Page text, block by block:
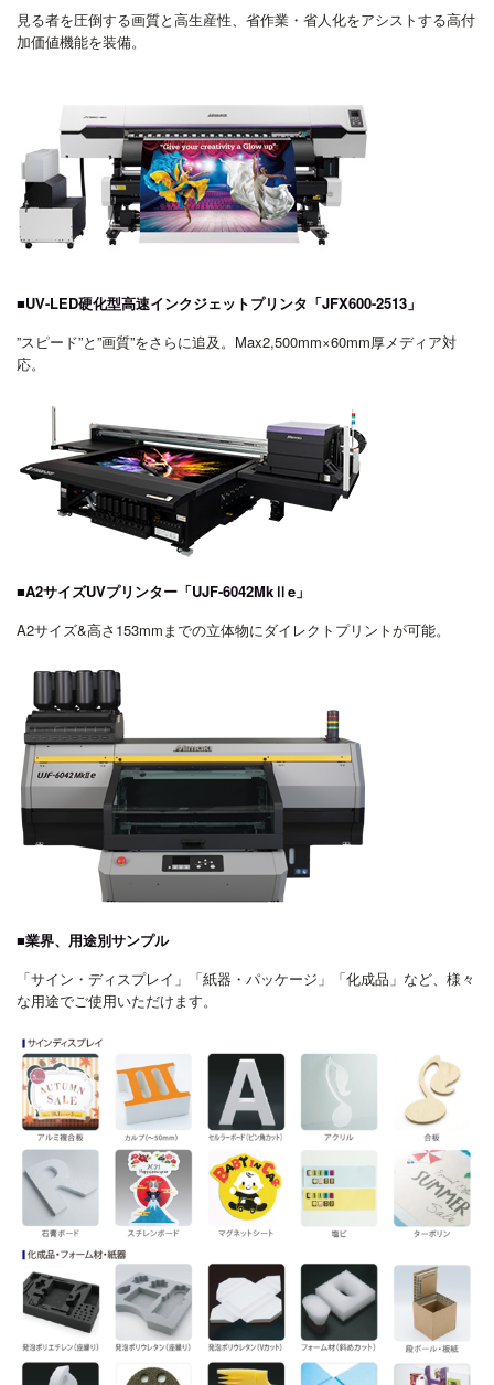
見る者を圧倒する画質と高生産性、省作業・省人化をアシストする高付
加価値機能を装備。
■UV-LED硬化型高速インクジェットプリンタ「JFX600-2513」
”スピード”と”画質”をさらに追及。Max2,500mm×60mm厚メディア対
応。
■A2サイズUVプリンター「UJF-6042MkⅡe」
A2サイズ&高さ153mmまでの立体物にダイレクトプリントが可能。
■業界、用途別サンプル
「サイン・ディスプレイ」「紙器・パッケージ」「化成品」など、様々
な用途でご使用いただけます。